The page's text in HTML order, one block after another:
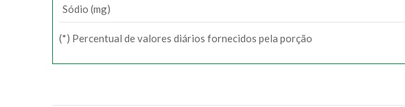
Sódio (mg)
(*) Percentual de valores diários fornecidos pela porção